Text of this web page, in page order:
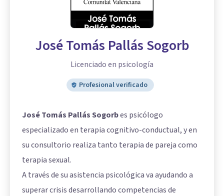
José Tomás Pallás Sogorb
Licenciado en psicología
Profesional verificado
José Tomás Pallás Sogorbes psicólogo
especializado en terapia cognitivo-conductual, y en
su consultorio realiza tanto terapia de pareja como
terapia sexual.
A través de su asistencia psicológica va ayudando a
superar crisis desarrollando competencias de